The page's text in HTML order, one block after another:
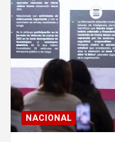
NACIONAL